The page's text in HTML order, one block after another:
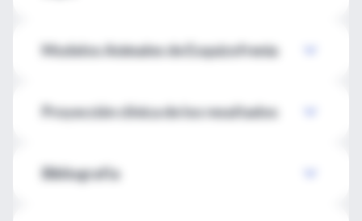
Modelos Animales de Esquizofrenia
Proyección clínica de los resultados
Bibliografía